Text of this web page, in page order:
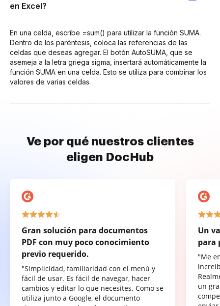
en Excel?
En una celda, escribe =sum() para utilizar la función SUMA.
Dentro de los paréntesis, coloca las referencias de las
celdas que deseas agregar. El botón AutoSUMA, que se
asemeja a la letra griega sigma, insertará automáticamente la
función SUMA en una celda. Esto se utiliza para combinar los
valores de varias celdas.
Ve por qué nuestros clientes
eligen DocHub
Gran solución para documentos
PDF con muy poco conocimiento
previo requerido.
"Simplicidad, familiaridad con el menú y
fácil de usar. Es fácil de navegar, hacer
cambios y editar lo que necesites. Como se
utiliza junto a Google, el documento
Un
para
"Me
un